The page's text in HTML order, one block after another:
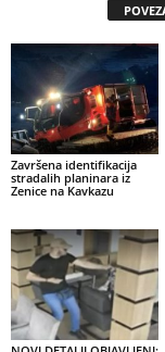
Završena identifikacija
stradalih planinara iz
Zenice na Kavkazu